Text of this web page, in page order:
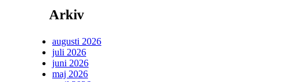
Arkiv
augusti 2026
juli 2026
juni 2026
maj 2026